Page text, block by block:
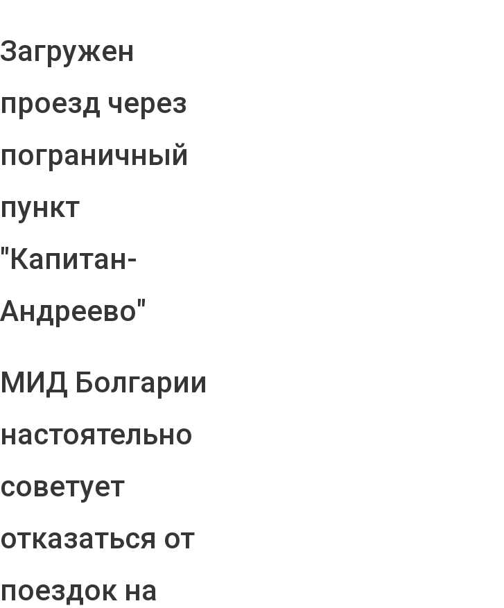
Загружен
проезд через
пограничный
пункт
"Капитан-
Андреево"
МИД Болгарии
настоятельно
советует
отказаться от
поездок на